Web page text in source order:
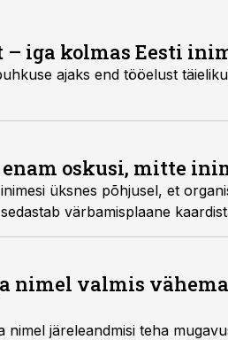
iga kolmas Eesti
ajaks end tööelust
oskusi, mitte
üksnes põhjusel, et
värbamisplaane
nimel valmis
nimel järeleandmisi teha